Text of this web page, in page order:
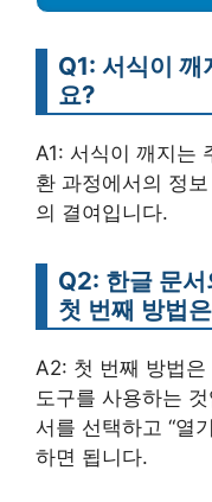
Q1: 서식이
요?
A1: 서식이 깨지는
환 과정에서의 정
의 결여입니다.
Q2: 한글 문
첫 번째 방법
A2: 첫 번째 방법
도구를 사용하는
서를 선택하고 “열
하면 됩니다.